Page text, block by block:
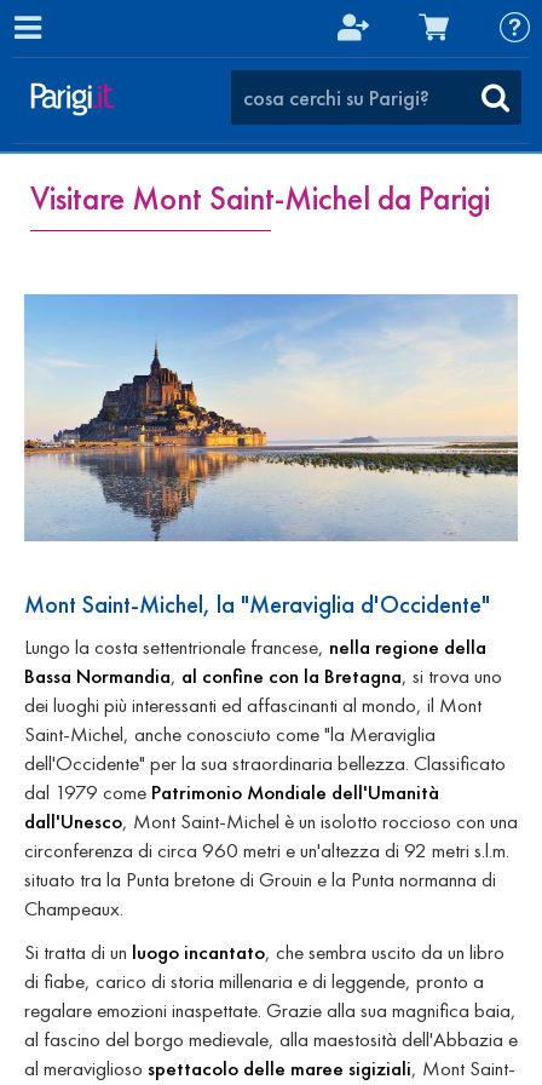
Visitare Mont Saint-Michel da Parigi
Mont Saint-Michel, la "Meraviglia d'Occidente"
Lungo la costa settentrionale francese, nella regione della
Bassa Normandia, al confine con la Bretagna, si trova uno
dei luoghi più interessanti ed affascinanti al mondo, il Mont
Saint-Michel, anche conosciuto come "la Meraviglia
dell'Occidente" per la sua straordinaria bellezza. Classificato
dal 1979 come Patrimonio Mondiale dell'Umanità
dall'Unesco, Mont Saint-Michel è un isolotto roccioso con una
circonferenza di circa 960 metri e un'altezza di 92 metri s.l.m.
situato tra la Punta bretone di Grouin e la Punta normanna di
Champeaux.
Si tratta di un luogo incantato, che sembra uscito da un libro
di fiabe, carico di storia millenaria e di leggende, pronto a
regalare emozioni inaspettate. Grazie alla sua magnifica baia,
al fascino del borgo medievale, alla maestosità dell'Abbazia e
al meraviglioso spettacolo delle maree sigiziali, Mont Saint-